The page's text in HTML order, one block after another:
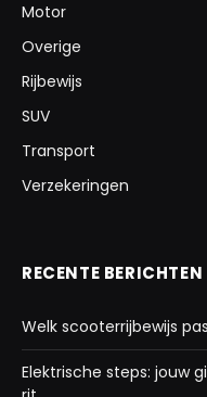
Motor
Overige
Rijbewijs
SUV
Transport
Verzekeringen
RECENTE BERICHTEN
Welk scooterrijbewijs
Elektrische steps: jouw